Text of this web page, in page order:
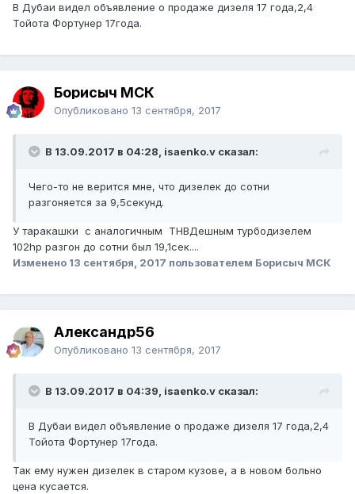
В Дубаи видел объявление о продаже дизеля 17 года,2,4
Тойота Фортунер 17года.
Борисыч МСК
Опубликовано 13 сентября, 2017
В 13.09.2017 в 04:28, isaenko.v сказал:
Чего-то не верится мне, что дизелек до сотни
разгоняется за 9,5секунд.
У таракашки с аналогичным ТНВДешным турбодизелем
102hp разгон до сотни был 19,1сек....
Изменено 13 сентября, 2017 пользователем Борисыч МСК
Александр56
Опубликовано 13 сентября, 2017
В 13.09.2017 в 04:39, isaenko.v сказал:
В Дубаи видел объявление о продаже дизеля 17 года,2,4
Тойота Фортунер 17года.
Так ему нужен дизелек в старом кузове, а в новом больно
цена кусается.